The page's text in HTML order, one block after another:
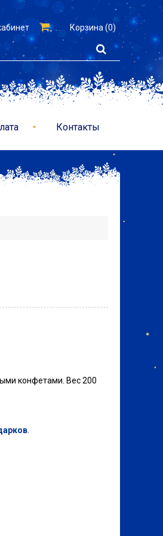
Корзина (0)
Контакты
конфетами. Вес 200